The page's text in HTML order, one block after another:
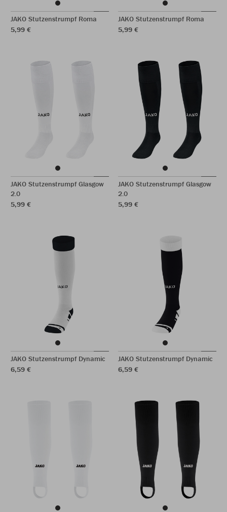
JAKO Stutzenstrumpf Roma
5,99 €
JAKO Stutzenstrumpf Roma
5,99 €
JAKO Stutzenstrumpf Glasgow
2.0
5,99 €
JAKO Stutzenstrumpf Glasgow
2.0
5,99 €
JAKO Stutzenstrumpf Dynamic
6,59 €
JAKO Stutzenstrumpf Dynamic
6,59 €